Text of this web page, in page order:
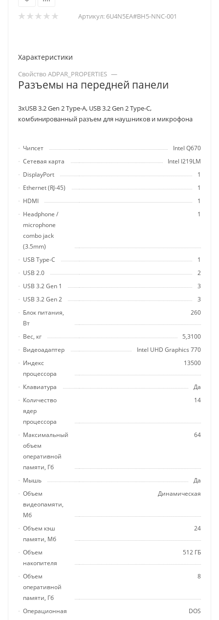
Артикул: 6U4N5EA#BH5-NNC-001
Характеристики
Свойство ADPAR_PROPERTIES —
Разъемы на передней панели
3хUSB 3.2 Gen 2 Type-A, USB 3.2 Gen 2 Type-C,
комбинированный разъем для наушников и микрофона
Чипсет
Intel Q670
Cетевая карта
Intel I219LM
DisplayPort
1
Ethernet (RJ-45)
1
HDMI
1
Headphone /
microphone
combo jack
(3.5mm)
1
USB Type-C
1
USB 2.0
2
USB 3.2 Gen 1
3
USB 3.2 Gen 2
3
Блок питания,
Вт
260
Вес, кг
5,3100
Видеоадаптер
Intel UHD Graphics 770
Индекс
процессора
13500
Клавиатура
Да
Количество
ядер
процессора
14
Максимальный
объем
оперативной
памяти, Гб
64
Мышь
Да
Объем
видеопамяти,
Мб
Динамическая
Объем кэш
памяти, Мб
24
Объем
накопителя
512 ГБ
Объем
оперативной
памяти, Гб
8
Операционная
DOS